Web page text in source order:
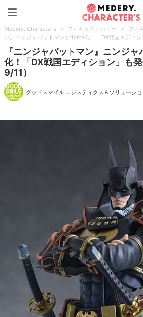
Medery. Character's > フィギュア・ホビー > フィ
ン』ニンジャバットマンがfigma化！「DX戦国エディ
『ニンジャバットマン』ニンジ
化！「DX戦国エディション」も
9/11）
グッドスマイル ロジスティクス＆ソリューシ